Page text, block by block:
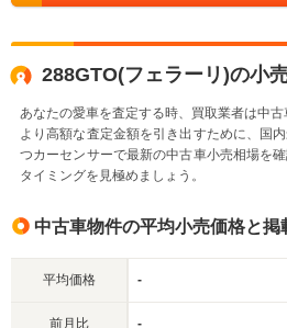
288GTO(フェラーリ)の小
あなたの愛車を査定する時、買取業者は中古
より高額な査定金額を引き出すために、国
つカーセンサーで最新の中古車小売相場を
タイミングを見極めましょう。
中古車物件の平均小売価格と掲
平均価格 -
前月比 -